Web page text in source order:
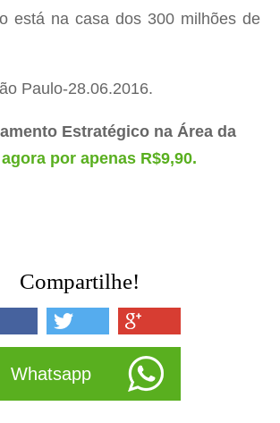
está na casa dos 300 milhões de
Paulo-28.06.2016.
Estratégico na Área da
por apenas R$9,90.
Compartilhe!
Whatsapp